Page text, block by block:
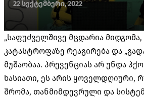
22 სექტემბერი, 2022
„საფუძველშივე მცდარია
კატასტროფაზე რეაგირება და
მუშაობაა. პრევენციას არ უნდა
ხასიათი, ეს არის ყოველდღიური,
შრომა, თანმიმდევრული და